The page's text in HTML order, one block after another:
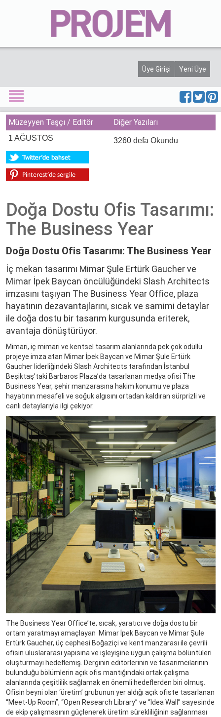
Projem Dergisi
Künye
Etkinlik
Yarışma
Yeni Proje
Söyleşi
Köşe Yazısı
Yorumlar
Mimarlar
Üye Girişi Yeni Üye
Müzeyyen Taşçı / Editör Diğer Yazıları
1 AĞUSTOS 3260 defa Okundu
Doğa Dostu Ofis Tasarımı:
The Business Year
Doğa Dostu Ofis Tasarımı: The Business Year
İç mekan tasarımı Mimar Şule Ertürk Gaucher ve
Mimar İpek Baycan öncülüğündeki Slash Architects
imzasını taşıyan The Business Year Office, plaza
hayatının dezavantajlarını, sıcak ve samimi detaylar
ile doğa dostu bir tasarım kurgusunda eriterek,
avantaja dönüştürüyor.
Mimari, iç mimari ve kentsel tasarım alanlarında pek çok ödüllü
projeye imza atan Mimar İpek Baycan ve Mimar Şule Ertürk
Gaucher liderliğindeki Slash Architects tarafından İstanbul
Beşiktaş’taki Barbaros Plaza’da tasarlanan medya ofisi The
Business Year, şehir manzarasına hakim konumu ve plaza
hayatının mesafeli ve soğuk algısını ortadan kaldıran sürprizli ve
canlı detaylarıyla ilgi çekiyor.
The Business Year Office’te, sıcak, yaratıcı ve doğa dostu bir
ortam yaratmayı amaçlayan Mimar İpek Baycan ve Mimar Şule
Ertürk Gaucher, üç cephesi Boğaziçi ve kent manzarası ile çevrili
ofisin uluslararası yapısına ve işleyişine uygun çalışma bölüntüleri
oluşturmayı hedeflemiş. Derginin editörlerinin ve tasarımcılarının
bulunduğu bölümlerin açık ofis mantığındaki ortak çalışma
alanlarında çeşitlilik sağlamak en önemli hedeflerden biri olmuş.
Ofisin beyni olan ‘üretim’ grubunun yer aldığı açık ofiste tasarlanan
“Meet-Up Room”, “Open Research Library” ve “Idea Wall” sayesinde
de ekip çalışmasının güçlenerek üretim sürekliliğinin sağlanması